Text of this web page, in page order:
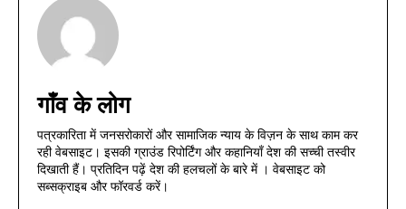
गाँव के लोग
पत्रकारिता में जनसरोकारों और सामाजिक न्याय के विज़न के साथ काम कर
रही वेबसाइट। इसकी ग्राउंड रिपोर्टिंग और कहानियाँ देश की सच्ची तस्वीर
दिखाती हैं। प्रतिदिन पढ़ें देश की हलचलों के बारे में । वेबसाइट को
सब्सक्राइब और फॉरवर्ड करें।